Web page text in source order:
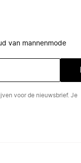
van mannenmode
voor de nieuwsbrief. Je